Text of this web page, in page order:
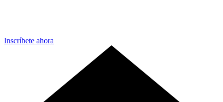
Inscríbete ahora